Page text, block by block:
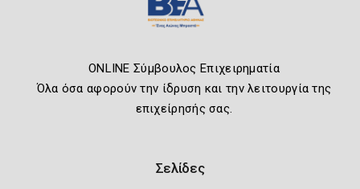
ONLINE Σύμβουλος Επιχειρηματία
Όλα όσα αφορούν την ίδρυση και την λειτουργία της
επιχείρησής σας.
Σελίδες